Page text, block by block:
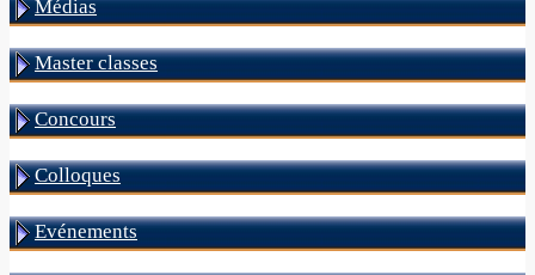
Médias
Master classes
Concours
Colloques
Evénements